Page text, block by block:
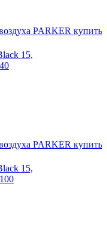
15,
15,